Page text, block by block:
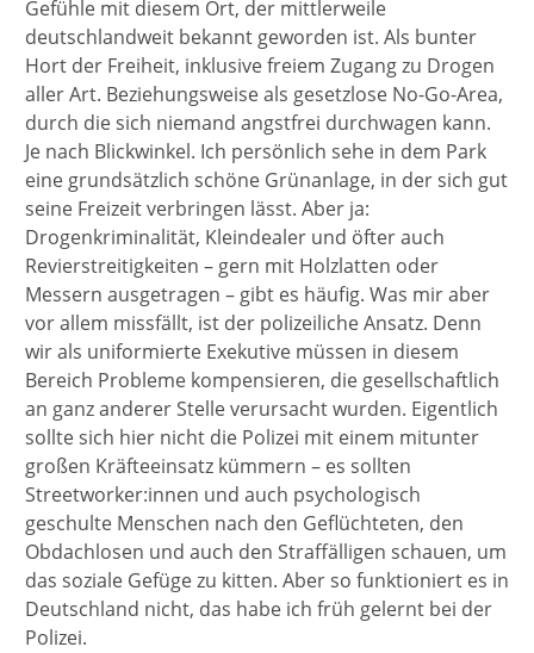
Gefühle mit diesem Ort, der mittlerweile
deutschlandweit bekannt geworden ist. Als bunter
Hort der Freiheit, inklusive freiem Zugang zu Drogen
aller Art. Beziehungsweise als gesetzlose No-Go-Area,
durch die sich niemand angstfrei durchwagen kann.
Je nach Blickwinkel. Ich persönlich sehe in dem Park
eine grundsätzlich schöne Grünanlage, in der sich gut
seine Freizeit verbringen lässt. Aber ja:
Drogenkriminalität, Kleindealer und öfter auch
Revierstreitigkeiten – gern mit Holzlatten oder
Messern ausgetragen – gibt es häufig. Was mir aber
vor allem missfällt, ist der polizeiliche Ansatz. Denn
wir als uniformierte Exekutive müssen in diesem
Bereich Probleme kompensieren, die gesellschaftlich
an ganz anderer Stelle verursacht wurden. Eigentlich
sollte sich hier nicht die Polizei mit einem mitunter
großen Kräfteeinsatz kümmern – es sollten
Streetworker:innen und auch psychologisch
geschulte Menschen nach den Geflüchteten, den
Obdachlosen und auch den Straffälligen schauen, um
das soziale Gefüge zu kitten. Aber so funktioniert es in
Deutschland nicht, das habe ich früh gelernt bei der
Polizei.